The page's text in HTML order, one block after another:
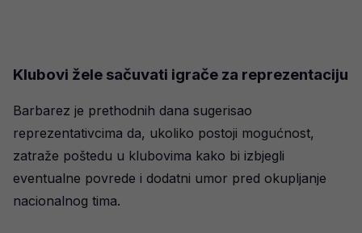
Klubovi žele sačuvati igrače za reprezentaciju
Barbarez je prethodnih dana sugerisao
reprezentativcima da, ukoliko postoji mogućnost,
zatraže poštedu u klubovima kako bi izbjegli
eventualne povrede i dodatni umor pred okupljanje
nacionalnog tima.